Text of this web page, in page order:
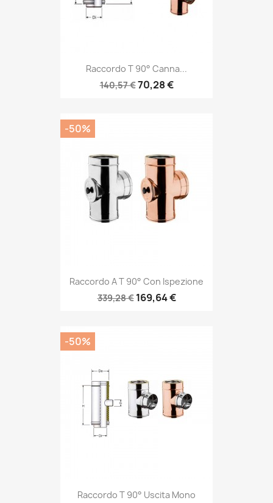
Raccordo T 90° Canna...
140,57 €70,28 €
Raccordo A T 90° Con Ispezione
339,28 € 169,64 €
-50%
Raccordo T 90° Uscita Mono
-50%